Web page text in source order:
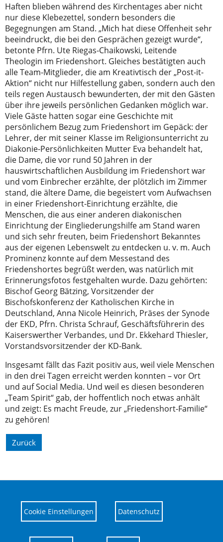
Haften blieben während des Kirchentages aber nicht
nur diese Klebezettel, sondern besonders die
Begegnungen am Stand. „Mich hat diese Offenheit sehr
beeindruckt, die bei den Gesprächen gezeigt wurde“,
betonte Pfrn. Ute Riegas-Chaikowski, Leitende
Theologin im Friedenshort. Gleiches bestätigten auch
alle Team-Mitglieder, die am Kreativtisch der „Post-it-
Aktion“ nicht nur Hilfestellung gaben, sondern auch den
teils regen Austausch bewunderten, der mit den Gästen
über ihre jeweils persönlichen Gedanken möglich war.
Viele Gäste hatten sogar eine Geschichte mit
persönlichem Bezug zum Friedenshort im Gepäck: der
Lehrer, der mit seiner Klasse im Religionsunterricht zu
Diakonie-Persönlichkeiten Mutter Eva behandelt hat,
die Dame, die vor rund 50 Jahren in der
hauswirtschaftlichen Ausbildung im Friedenshort war
und vom Einbrecher erzählte, der plötzlich im Zimmer
stand, die ältere Dame, die begeistert vom Aufwachsen
in einer Friedenshort-Einrichtung erzählte, die
Menschen, die aus einer anderen diakonischen
Einrichtung der Eingliederungshilfe am Stand waren
und sich sehr freuten, beim Friedenshort Bekanntes
aus der eigenen Lebenswelt zu entdecken u. v. m. Auch
Prominenz konnte auf dem Messestand des
Friedenshortes begrüßt werden, was natürlich mit
Erinnerungsfotos festgehalten wurde. Dazu gehörten:
Bischof Georg Bätzing, Vorsitzender der
Bischofskonferenz der Katholischen Kirche in
Deutschland, Anna Nicole Heinrich, Präses der Synode
der EKD, Pfrn. Christa Schrauf, Geschäftsführerin des
Kaiserswerther Verbandes, und Dr. Ekkehard Thiesler,
Vorstandsvorsitzender der KD-Bank.
Insgesamt fällt das Fazit positiv aus, weil viele Menschen
in den drei Tagen erreicht werden konnten – vor Ort
und auf Social Media. Und weil es diesen besonderen
„Team Spirit“ gab, der hoffentlich noch etwas anhält
und zeigt: Es macht Freude, zur „Friedenshort-Familie“
zu gehören!
Zurück
Cookie Einstellungen Datenschutz